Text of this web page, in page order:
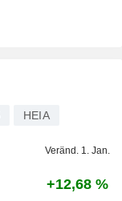
HEIA
Veränd. 1. Jan.
+12,68 %